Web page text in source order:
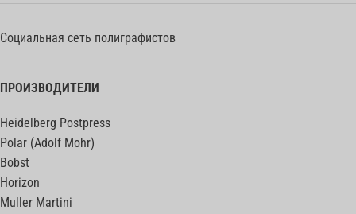
Социальная сеть полиграфистов
ПРОИЗВОДИТЕЛИ
Heidelberg Postpress
Polar (Adolf Mohr)
Bobst
Horizon
Muller Martini